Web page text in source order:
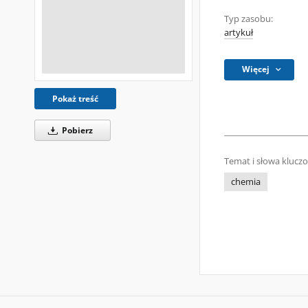
Pokaż treść
Pobierz
Typ zasobu:
artykuł
Więcej
Temat i słowa
chemia